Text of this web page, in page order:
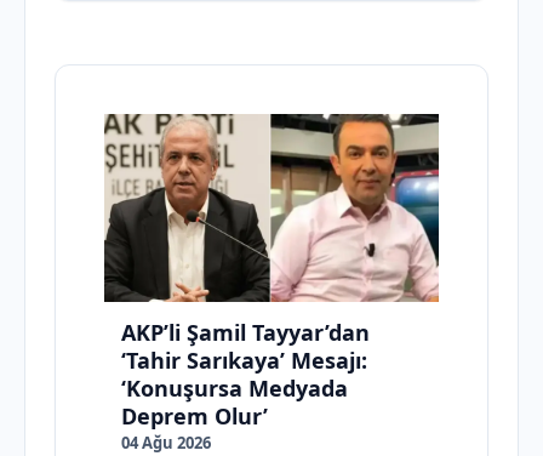
AKP’li Şamil Tayyar’dan
‘Tahir Sarıkaya’ Mesajı:
‘Konuşursa Medyada
Deprem Olur’
04 Ağu 2026